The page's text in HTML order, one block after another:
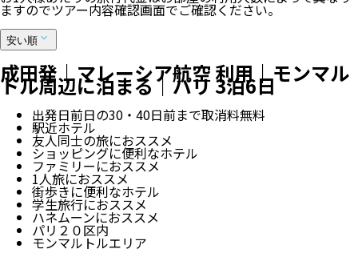
ますのでツアー内容確認画面でご確認ください。
安い順
成田発｜マレーシア航空 利用｜モンマル
トル周辺に泊まる｜パリ 3泊6日
出発日前日の30・40日前まで取消料無料
駅近ホテル
友人同士の旅におススメ
ショッピングに便利なホテル
ファミリーにおススメ
1人旅におススメ
街歩きに便利なホテル
学生旅行におススメ
ハネムーンにおススメ
パリ２０区内
モンマルトルエリア